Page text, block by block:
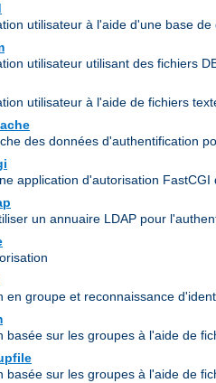
utilisateur à l'aide d'une base de
utilisateur utilisant des fichiers
utilisateur à l'aide de fichiers
des données d'authentification
application d'autorisation
un annuaire LDAP pour
en groupe et reconnaissance
basée sur les groupes à l'aide de
basée sur les groupes à l'aide de